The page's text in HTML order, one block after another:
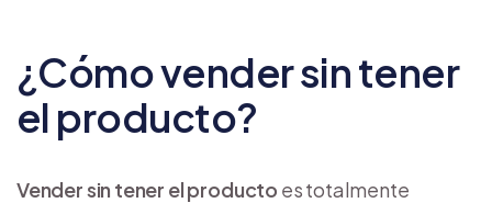
¿Cómo vender sin tener
el producto?
Vender sin tener el producto es totalmente